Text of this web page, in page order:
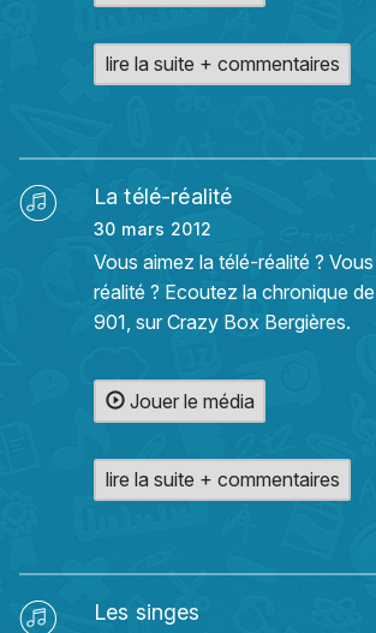
lire la suite + commentaires
La télé-réalité
30 mars 2012
Vous aimez la télé-réalité ?
réalité ? Ecoutez la chronique
901, sur Crazy Box Bergières.
Jouer le média
lire la suite + commentaires
Les singes